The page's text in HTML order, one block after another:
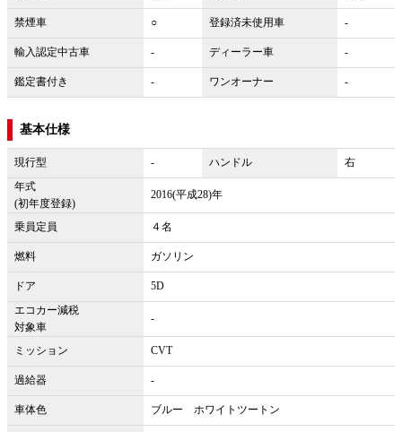
禁煙車 ○ 登録済未使用車 -
輸入認定中古車 - ディーラー車 -
鑑定書付き - ワンオーナー -
基本仕様
現行型 - ハンドル
右
年式
(初年度登録)
2016(平成28)年
乗員定員 ４名
燃料 ガソリン
ドア
5D
エコカー減税
対象車
-
ミッション CVT
過給器 -
車体色 ブルー ホワイトツートン